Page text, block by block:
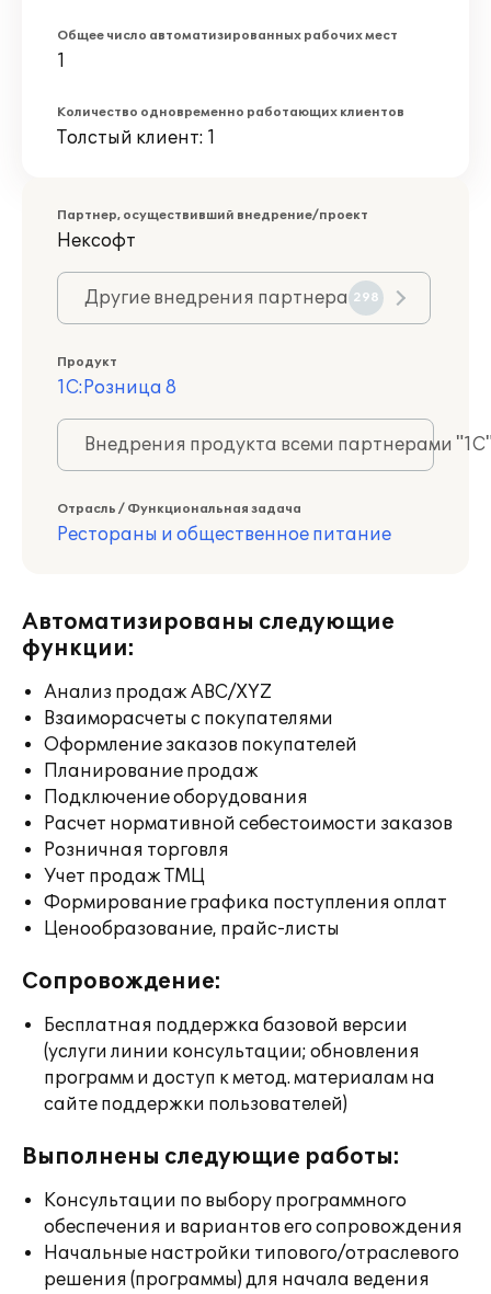
Общее число автоматизированных рабочих мест
1
Количество одновременно работающих клиентов
Толстый клиент: 1
Партнер, осуществивший внедрение/проект
Нексофт
Другие внедрения партнера 298
Продукт
1С:Розница 8
Внедрения продукта всеми партнерами
Отрасль / Функциональная задача
Рестораны и общественное питание
Автоматизированы следующие
функции:
Анализ продаж ABC/XYZ
Взаиморасчеты с покупателями
Оформление заказов покупателей
Планирование продаж
Подключение оборудования
Расчет нормативной себестоимости заказов
Розничная торговля
Учет продаж ТМЦ
Формирование графика поступления оплат
Ценообразование, прайс-листы
Сопровождение:
Бесплатная поддержка базовой версии
(услуги линии консультации; обновления
программ и доступ к метод. материалам на
сайте поддержки пользователей)
Выполнены следующие работы:
Консультации по выбору программного
обеспечения и вариантов его сопровождения
Начальные настройки типового/отраслевого
решения (программы) для начала ведения